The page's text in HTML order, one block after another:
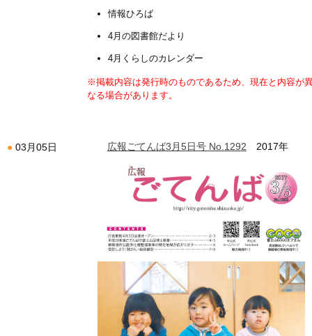
情報ひろば
4月の図書館だより
4月くらしのカレンダー
※掲載内容は発行時のものであるため、現在と内容が
なる場合があります。
03月05日 広報ごてんば3月5日号 No.1292 2017年